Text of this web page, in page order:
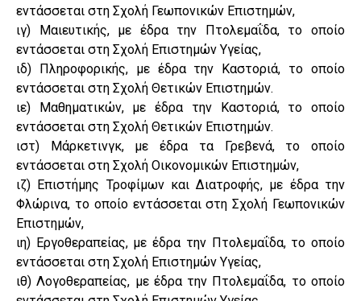
εντάσσεται στη Σχολή Γεωπονικών Επιστημών,
ιγ) Μαιευτικής, με έδρα την Πτολεμαΐδα, το οποίο
εντάσσεται στη Σχολή Επιστημών Υγείας,
ιδ) Πληροφορικής, με έδρα την Καστοριά, το οποίο
εντάσσεται στη Σχολή Θετικών Επιστημών.
ιε) Μαθηματικών, με έδρα την Καστοριά, το οποίο
εντάσσεται στη Σχολή Θετικών Επιστημών.
ιστ) Μάρκετινγκ, με έδρα τα Γρεβενά, το οποίο
εντάσσεται στη Σχολή Οικονομικών Επιστημών,
ιζ) Επιστήμης Τροφίμων και Διατροφής, με έδρα την
Φλώρινα, το οποίο εντάσσεται στη Σχολή Γεωπονικών
Επιστημών,
ιη) Εργοθεραπείας, με έδρα την Πτολεμαΐδα, το οποίο
εντάσσεται στη Σχολή Επιστημών Υγείας,
ιθ) Λογοθεραπείας, με έδρα την Πτολεμαΐδα, το οποίο